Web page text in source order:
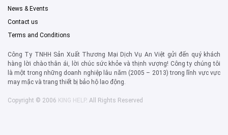
News & Events
Contact us
Terms and Conditions
Công Ty TNHH Sản Xuất Thương Mại Dịch Vụ An Việt gửi đến quý khách
hàng lời chào thân ái, lời chúc sức khỏe và thịnh vượng! Công ty chúng tôi
là một trong những doanh nghiệp lâu năm (2005 – 2013) trong lĩnh vực vực
may mặc và trang thiết bị bảo hộ lao động.
Copyright © 2006 KING HELP. All Rights Reserved